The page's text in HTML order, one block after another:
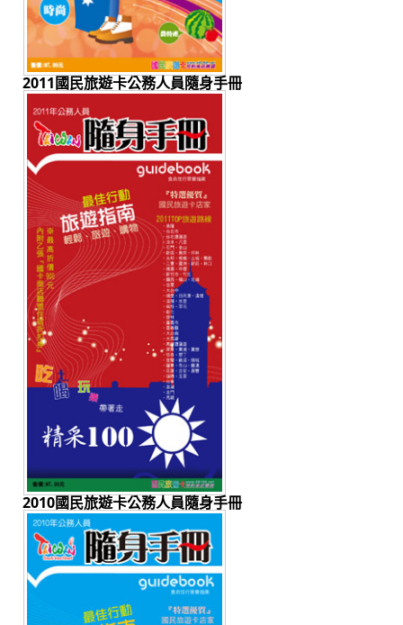
2011國民旅遊卡公務人員隨身手冊
2010國民旅遊卡公務人員隨身手冊